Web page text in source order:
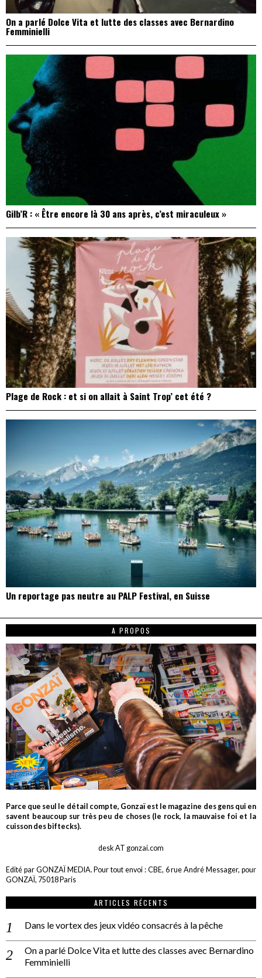
On a parlé Dolce Vita et lutte des classes avec Bernardino
Femminielli
Gilb’R : « Être encore là 30 ans après, c’est miraculeux »
Plage de Rock : et si on allait à Saint Trop’ cet été ?
Un reportage pas neutre au PALP Festival, en Suisse
A PROPOS
Parce que seul le détail compte, Gonzaï est le magazine des gens qui en
savent beaucoup sur très peu de choses (le rock, la mauvaise foi et la
cuisson des biftecks).
desk AT gonzai.com
Edité par GONZAÏ MEDIA. Pour tout envoi : CBE, 6 rue André Messager, pour
GONZAÏ, 75018 Paris
ARTICLES RÉCENTS
Dans le vortex des jeux vidéo consacrés à la pêche
On a parlé Dolce Vita et lutte des classes avec Bernardino
Femminielli